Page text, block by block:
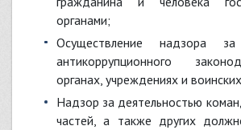
органами;
осуществление надзора за соблюдением
антикоррупционного
органах, учреждениях и
надзор за деятельностью командиров воинских
частей, а также других